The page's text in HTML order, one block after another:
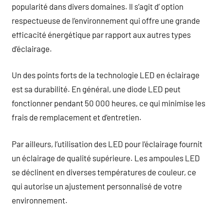
popularité dans divers domaines. Il s’agit d’ option
respectueuse de l’environnement qui offre une grande
efficacité énergétique par rapport aux autres types
d’éclairage.
Un des points forts de la technologie LED en éclairage
est sa durabilité. En général, une diode LED peut
fonctionner pendant 50 000 heures, ce qui minimise les
frais de remplacement et d’entretien.
Par ailleurs, l’utilisation des LED pour l’éclairage fournit
un éclairage de qualité supérieure. Les ampoules LED
se déclinent en diverses températures de couleur, ce
qui autorise un ajustement personnalisé de votre
environnement.